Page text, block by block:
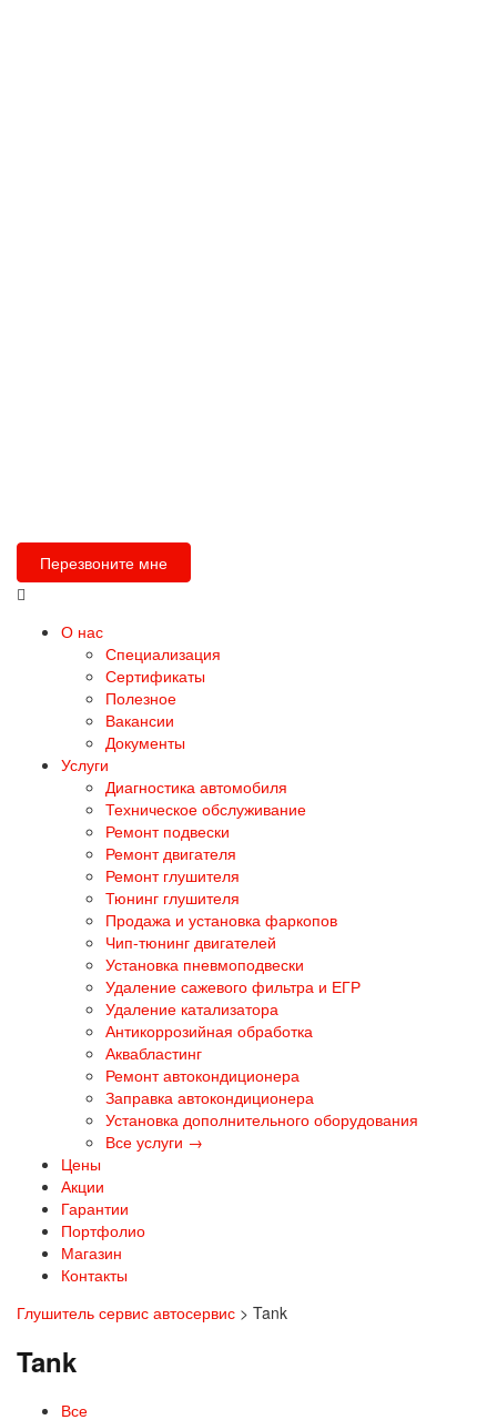
Перезвоните мне
О нас
Специализация
Сертификаты
Полезное
Вакансии
Документы
Услуги
Диагностика автомобиля
Техническое обслуживание
Ремонт подвески
Ремонт двигателя
Ремонт глушителя
Тюнинг глушителя
Продажа и установка фаркопов
Чип-тюнинг двигателей
Установка пневмоподвески
Удаление сажевого фильтра и ЕГР
Удаление катализатора
Антикоррозийная обработка
Аквабластинг
Ремонт автокондиционера
Заправка автокондиционера
Установка дополнительного оборудования
Все услуги →
Цены
Акции
Гарантии
Портфолио
Магазин
Контакты
Глушитель сервис автосервис > Tank
Tank
Все